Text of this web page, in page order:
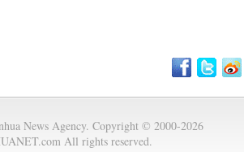
News Agency. Copyright © 2000-2026
All rights reserved.